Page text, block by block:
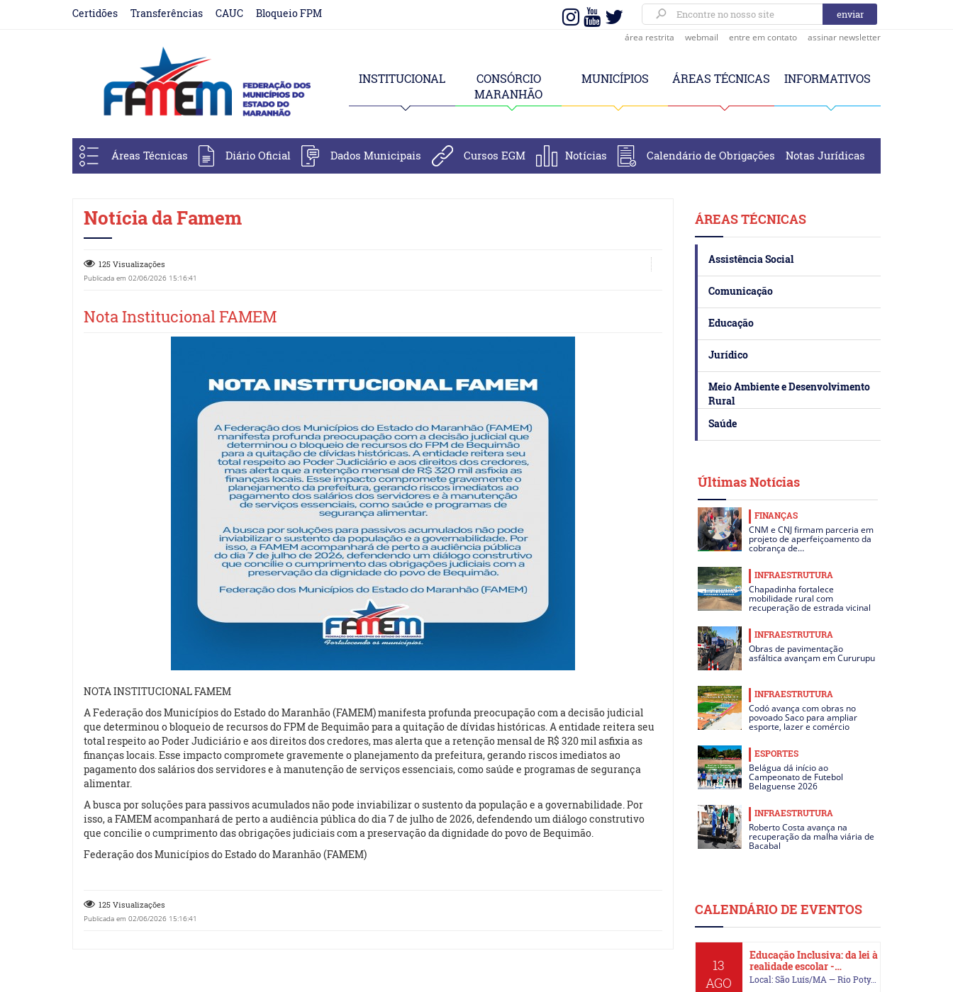
Certidões Transferências CAUC Bloqueio FPM
área restrita webmail entre em contato assinar newsletter
INSTITUCIONAL
CONSÓRCIO
MARANHÃO
MUNICÍPIOS ÁREAS TÉCNICAS INFORMATIVOS
Áreas Técnicas Diário Oficial Dados Municipais Cursos EGM Notícias Calendário de Obrigações Notas Jurídicas
Notícia da Famem
125 Visualizações
Publicada em 02/06/2026 15:16:41
Nota Institucional FAMEM
NOTA INSTITUCIONAL FAMEM
A Federação dos Municípios do Estado do Maranhão (FAMEM) manifesta profunda preocupação com a decisão judicial
que determinou o bloqueio de recursos do FPM de Bequimão para a quitação de dívidas históricas. A entidade reitera seu
total respeito ao Poder Judiciário e aos direitos dos credores, mas alerta que a retenção mensal de R$ 320 mil asfixia as
finanças locais. Esse impacto compromete gravemente o planejamento da prefeitura, gerando riscos imediatos ao
pagamento dos salários dos servidores e à manutenção de serviços essenciais, como saúde e programas de segurança
alimentar.
A busca por soluções para passivos acumulados não pode inviabilizar o sustento da população e a governabilidade. Por
isso, a FAMEM acompanhará de perto a audiência pública do dia 7 de julho de 2026, defendendo um diálogo construtivo
que concilie o cumprimento das obrigações judiciais com a preservação da dignidade do povo de Bequimão.
Federação dos Municípios do Estado do Maranhão (FAMEM)
125 Visualizações
Publicada em 02/06/2026 15:16:41
ÁREAS TÉCNICAS
Assistência Social
Comunicação
Educação
Jurídico
Meio Ambiente e Desenvolvimento
Rural
Saúde
Últimas Notícias
FINANÇAS
CNM e CNJ firmam parceria em
projeto de aperfeiçoamento da
cobrança de…
INFRAESTRUTURA
Chapadinha fortalece
mobilidade rural com
recuperação de estrada vicinal
INFRAESTRUTURA
Obras de pavimentação
asfáltica avançam em Cururupu
INFRAESTRUTURA
Codó avança com obras no
povoado Saco para ampliar
esporte, lazer e comércio
ESPORTES
Belágua dá início ao
Campeonato de Futebol
Belaguense 2026
INFRAESTRUTURA
Roberto Costa avança na
recuperação da malha viária de
Bacabal
CALENDÁRIO DE EVENTOS
13
AGO
Educação Inclusiva: da lei à
realidade escolar -…
Local: São Luís/MA — Rio Poty…